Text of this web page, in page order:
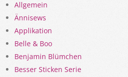
Allgemein
Ännisews
Applikation
Belle & Boo
Benjamin Blümchen
Besser Sticken Serie